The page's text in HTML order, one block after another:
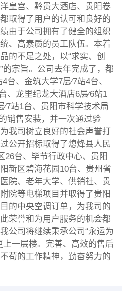
皇宫、黔贵大酒店、贵阳卷
取得了用户的认可和良好的
由于公司拥有了健全的组织
、高素质的员工队伍。本着
的不足之处，以“求实、创
的宗旨。公司去年完成了，都
台、金筑大学7层∕7站4台、
、龙里纪龙大酒店6层∕6站1
站1台、贵阳市科学技术局
销售安装，并一次通过验
我司树立良好的社会声誉打
公开招标取得了熄烽县人民
26台、毕节行政中心、贵阳
新区碧海花园10台、贵州省
院、老年大学、供销社、贵
院等电梯项目并取得了贵阳
的中央空调订单，为我司的
荣誉和为用户服务的机会都
公司将继续秉承公司“永运为
上一层楼。完善、高效的售后
苟的工作精神，勤奋努力的